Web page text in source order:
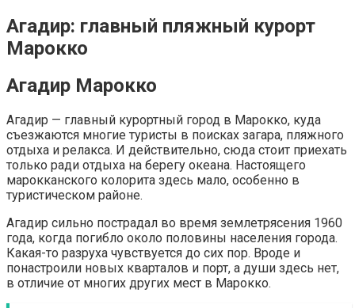
Агадир: главный пляжный курорт
Марокко
Агадир Марокко
Агадир — главный курортный город в Марокко, куда
съезжаются многие туристы в поисках загара, пляжного
отдыха и релакса. И действительно, сюда стоит приехать
только ради отдыха на берегу океана. Настоящего
марокканского колорита здесь мало, особенно в
туристическом районе.
Агадир сильно пострадал во время землетрясения 1960
года, когда погибло около половины населения города.
Какая-то разруха чувствуется до сих пор. Вроде и
понастроили новых кварталов и порт, а души здесь нет,
в отличие от многих других мест в Марокко.